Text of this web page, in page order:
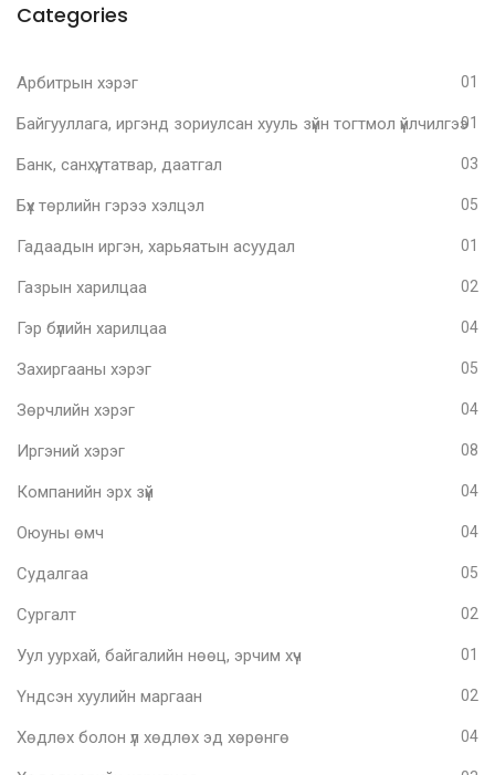
Categories
Арбитрын хэрэг 01
Байгууллага, иргэнд зориулсан хууль зүйн тогтмол үйлчилгээ01
Банк, санхүү, татвар, даатгал 03
Бүх төрлийн гэрээ хэлцэл 05
Гадаадын иргэн, харьяатын асуудал 01
Газрын харилцаа 02
Гэр бүлийн харилцаа 04
Захиргааны хэрэг 05
Зөрчлийн хэрэг 04
Иргэний хэрэг 08
Компанийн эрх зүй 04
Оюуны өмч 04
Судалгаа 05
Сургалт 02
Уул уурхай, байгалийн нөөц, эрчим хүч 01
Үндсэн хуулийн маргаан 02
Хөдлөх болон үл хөдлөх эд хөрөнгө 04